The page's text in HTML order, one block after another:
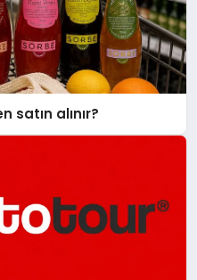
satın alınır?